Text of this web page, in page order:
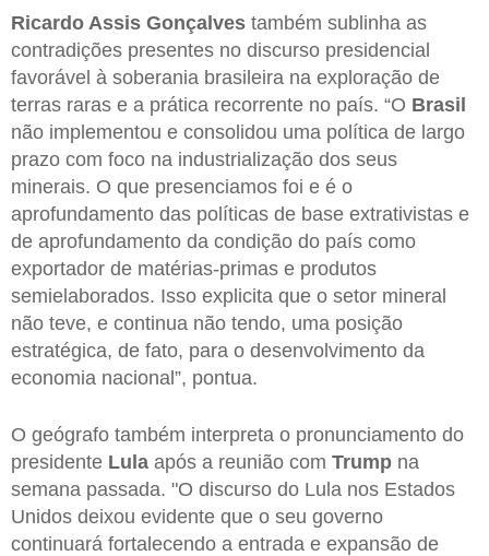
Ricardo Assis Gonçalves também sublinha as
contradições presentes no discurso presidencial
favorável à soberania brasileira na exploração de
terras raras e a prática recorrente no país. “O Brasil
não implementou e consolidou uma política de largo
prazo com foco na industrialização dos seus
minerais. O que presenciamos foi e é o
aprofundamento das políticas de base extrativistas e
de aprofundamento da condição do país como
exportador de matérias-primas e produtos
semielaborados. Isso explicita que o setor mineral
não teve, e continua não tendo, uma posição
estratégica, de fato, para o desenvolvimento da
economia nacional”, pontua.
O geógrafo também interpreta o pronunciamento do
presidente Lula após a reunião com Trump na
semana passada. "O discurso do Lula nos Estados
Unidos deixou evidente que o seu governo
continuará fortalecendo a entrada e expansão de